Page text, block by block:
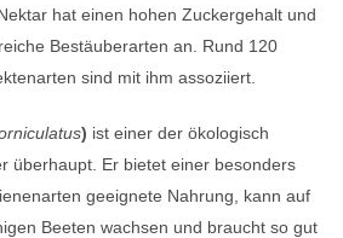
hat einen hohen Zuckergehalt und
Bestäuberarten an. Rund 120
sind mit ihm assoziiert.
) ist einer der ökologisch
überhaupt. Er bietet einer besonders
geeignete Nahrung, kann auf
Beeten wachsen und braucht so gut